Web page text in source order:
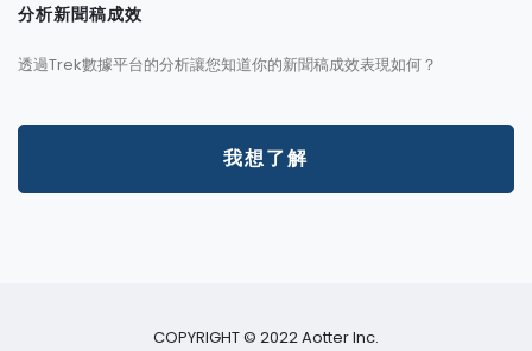
分析新聞稿成效
透過Trek數據平台的分析讓您知道你的新聞稿成效表現如何？
我想了解
COPYRIGHT © 2022 Aotter Inc.